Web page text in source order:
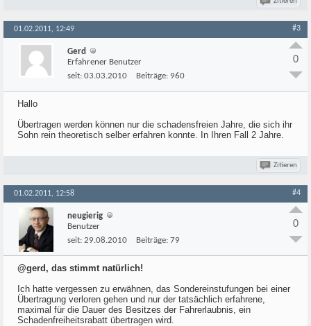
01.02.2011, 12:49 #3
Gerd
Erfahrener Benutzer
seit: 03.03.2010 Beiträge: 960
0
Hallo
Übertragen werden können nur die schadensfreien Jahre, die sich ihr
Sohn rein theoretisch selber erfahren konnte. In Ihren Fall 2 Jahre.
Zitieren
01.02.2011, 12:58 #4
neugierig
Benutzer
seit: 29.08.2010 Beiträge: 79
0
@gerd, das stimmt natürlich!
Ich hatte vergessen zu erwähnen, das Sondereinstufungen bei einer
Übertragung verloren gehen und nur der tatsächlich erfahrene,
maximal für die Dauer des Besitzes der Fahrerlaubnis, ein
Schadenfreiheitsrabatt übertragen wird.